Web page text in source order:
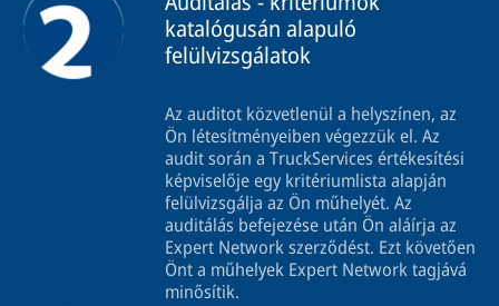
katalógusán alapuló
felülvizsgálatok
Az auditot közvetlenül a helyszínen, az
Ön létesítményeiben végezzük el. Az
audit során a TruckServices értékesítési
képviselője egy kritériumlista alapján
felülvizsgálja az Ön műhelyét. Az
auditálás befejezése után Ön aláírja az
Expert Network szerződést. Ezt követően
Önt a műhelyek Expert Network tagjává
minősítik.